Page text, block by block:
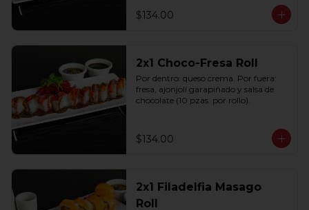
$134.00
2x1 Choco-Fresa Roll
Por dentro: queso crema. Por fuera:
fresa, ajonjolí garapiñado y salsa de
chocolate (10 pzas. por rollo).
$134.00
2x1 Filadelfia Masago
Roll